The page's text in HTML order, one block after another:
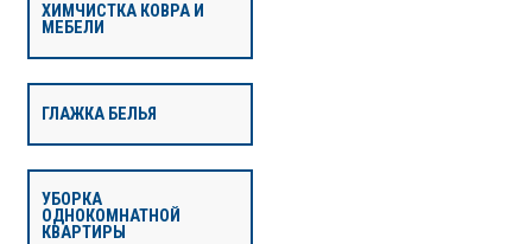
ХИМЧИСТКА КОВРА И
МЕБЕЛИ
ГЛАЖКА БЕЛЬЯ
УБОРКА
ОДНОКОМНАТНОЙ
КВАРТИРЫ